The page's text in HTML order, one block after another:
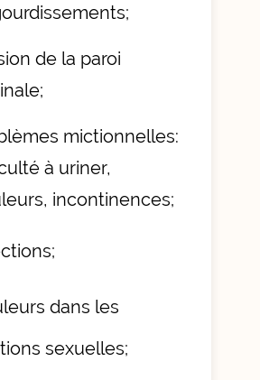
de la paroi
mictionnelles:
à uriner,
incontinences;
dans les
sexuelles;